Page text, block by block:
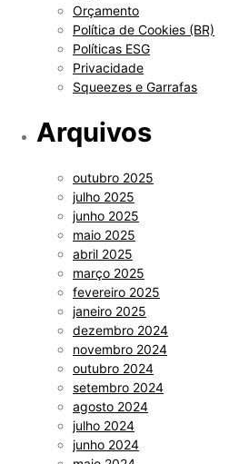
Orçamento
Política de Cookies (BR)
Políticas ESG
Privacidade
Squeezes e Garrafas
Arquivos
outubro 2025
julho 2025
junho 2025
maio 2025
abril 2025
março 2025
fevereiro 2025
janeiro 2025
dezembro 2024
novembro 2024
outubro 2024
setembro 2024
agosto 2024
julho 2024
junho 2024